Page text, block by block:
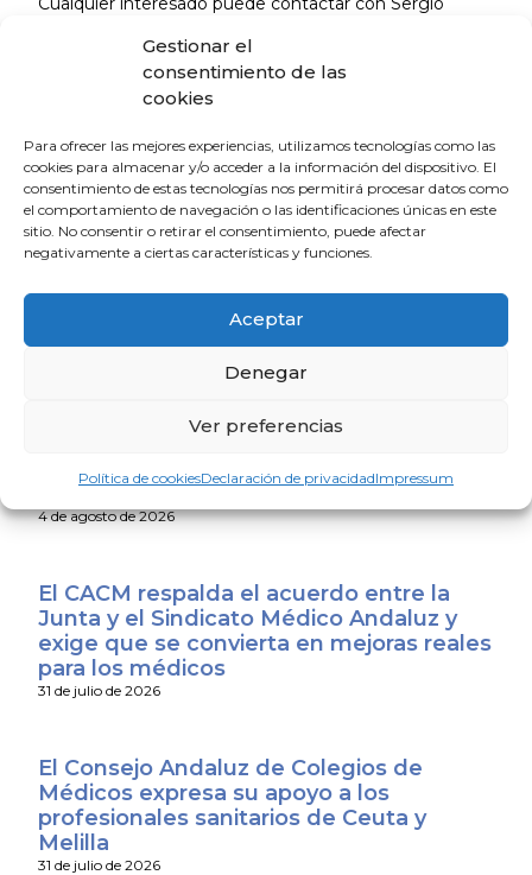
Gestionar el
consentimiento de las
cookies
Para ofrecer las mejores experiencias, utilizamos tecnologías como las
cookies para almacenar y/o acceder a la información del dispositivo. El
consentimiento de estas tecnologías nos permitirá procesar datos como
el comportamiento de navegación o las identificaciones únicas en este
sitio. No consentir o retirar el consentimiento, puede afectar
negativamente a ciertas características y funciones.
Aceptar
Denegar
Ver preferencias
Política de cookiesDeclaración de privacidadImpressum
sergio.santos@caixabank.com
La Escuela de Verano Sénior cierra su
sexualidad y suelo pélvico en las
personas mayores
El Colegio de Médicos de Huelva y
Fundación Madre Coraje unen fuerzas
para promover una sociedad más
saludable y sostenible
4 de agosto de 2026
El CACM respalda el acuerdo entre la
Junta y el Sindicato Médico Andaluz y
exige que se convierta en mejoras reales
para los médicos
31 de julio de 2026
El Consejo Andaluz de Colegios de
Médicos expresa su apoyo a los
profesionales sanitarios de Ceuta y
Melilla
31 de julio de 2026